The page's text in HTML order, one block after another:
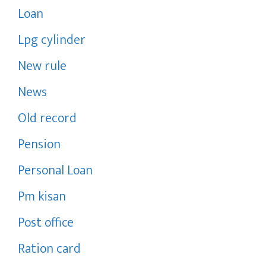
Loan
Lpg cylinder
New rule
News
Old record
Pension
Personal Loan
Pm kisan
Post office
Ration card